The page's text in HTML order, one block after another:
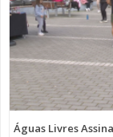
Águas Livres